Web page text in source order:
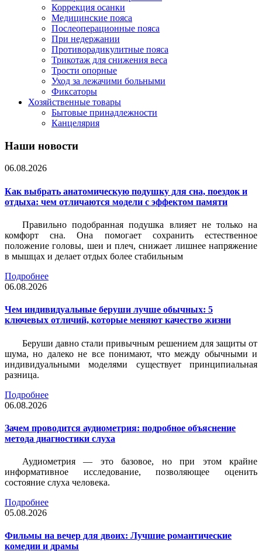
Коррекция осанки
Медицинские пояса
Послеоперационные пояса
При недержании
Противорадикулитные пояса
Трикотаж для снижения веса
Трости опорные
Уход за лежачими больными
Фиксаторы
Хозяйственные товары
Бытовые принадлежности
Канцелярия
Наши новости
06.08.2026
Как выбрать анатомическую подушку для сна, поездок и
отдыха: чем отличаются модели с эффектом памяти
Правильно подобранная подушка влияет не только на
комфорт сна. Она помогает сохранить естественное
положение головы, шеи и плеч, снижает лишнее напряжение
в мышцах и делает отдых более стабильным
Подробнее
06.08.2026
Чем индивидуальные беруши лучше обычных: 5
ключевых отличий, которые меняют качество жизни
Беруши давно стали привычным решением для защиты от
шума, но далеко не все понимают, что между обычными и
индивидуальными моделями существует принципиальная
разница.
Подробнее
06.08.2026
Зачем проводится аудиометрия: подробное объяснение
метода диагностики слуха
Аудиометрия — это базовое, но при этом крайне
информативное исследование, позволяющее оценить
состояние слуха человека.
Подробнее
05.08.2026
Фильмы на вечер для двоих: Лучшие романтические
комедии и драмы